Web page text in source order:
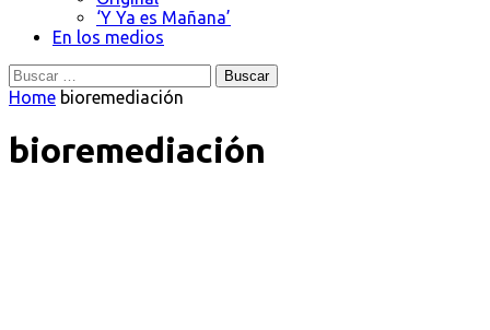
‘Y Ya es Mañana’
En los medios
Buscar:
Home bioremediación
bioremediación